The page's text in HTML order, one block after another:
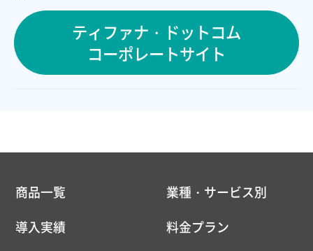
ティファナ・ドットコム
コーポレートサイト
商品一覧
業種・サービス別
導入実績
料金プラン